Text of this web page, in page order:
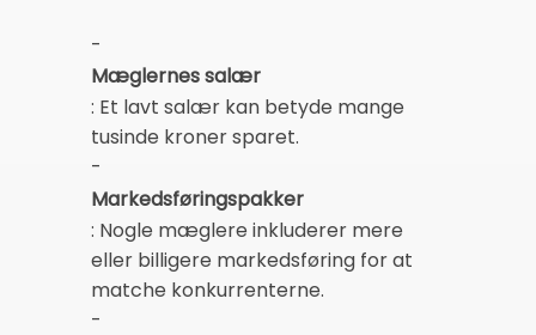
-
Mæglernes salær
: Et lavt salær kan betyde mange
tusinde kroner sparet.
-
Markedsføringspakker
: Nogle mæglere inkluderer mere
eller billigere markedsføring for at
matche konkurrenterne.
-